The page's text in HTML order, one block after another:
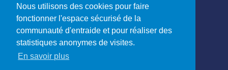
Nous utilisons des cookies pour faire
fonctionner l'espace sécurisé de la
communauté d'entraide et pour réaliser des
statistiques anonymes de visites.
En savoir plus
Contactez-nous
Envoyer un e-mail
La sclérose en plaques,
par ceux qui en parlent le mieux.